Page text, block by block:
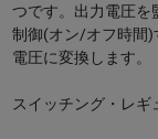
つです。出力電圧を
制御(オン/オフ時間)
電圧に変換します。
スイッチング・レギ